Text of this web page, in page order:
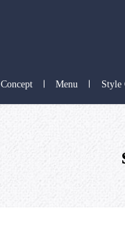
Concept Menu Style